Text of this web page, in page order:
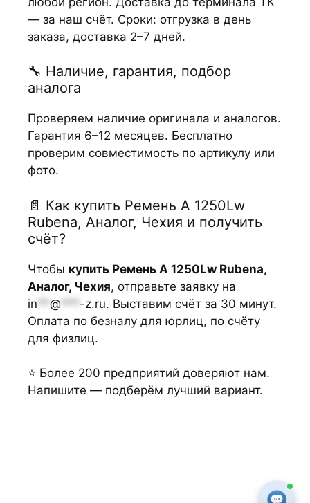
— за наш счёт. Сроки: отгрузка в день
заказа, доставка 2–7 дней.
🔧 Наличие, гарантия, подбор
аналога
Проверяем наличие оригинала и аналогов.
Гарантия 6–12 месяцев. Бесплатно
проверим совместимость по артикулу или
фото.
📄 Как купить Ремень А 1250Lw
Rubena, Аналог, Чехия и получить
счёт?
Чтобы купить Ремень А 1250Lw Rubena,
Аналог, Чехия, отправьте заявку на
in ** @ *** -z.ru. Выставим счёт за 30 минут.
Оплата по безналу для юрлиц, по счёту
для физлиц.
⭐ Более 200 предприятий доверяют нам.
Напишите — подберём лучший вариант.